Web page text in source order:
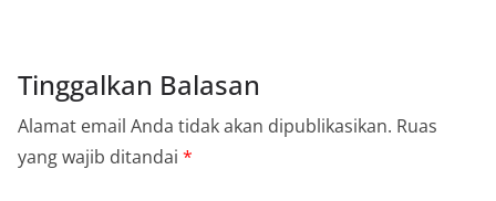
Tinggalkan Balasan
Alamat email Anda tidak akan dipublikasikan. Ruas
yang wajib ditandai *